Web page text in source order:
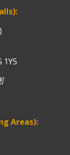
1Y5
Areas):